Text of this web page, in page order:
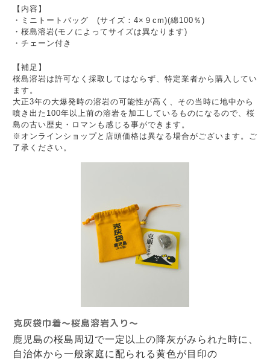
【内容】
・ミニトートバッグ (サイズ：4×９cm)(綿100％)
・桜島溶岩(モノによってサイズは異なります)
・チェーン付き
【補足】
桜島溶岩は許可なく採取してはならず、特定業者から購入してい
ます。
大正3年の大爆発時の溶岩の可能性が高く、その当時に地中から
噴き出た100年以上前の溶岩を加工しているものになるので、桜
島の古い歴史・ロマンも感じる事ができます。
※オンラインショップと店頭価格は異なる場合がございます。ご
了承ください。
克灰袋巾着〜桜島溶岩入り〜
鹿児島の桜島周辺で一定以上の降灰がみられた時に、
自治体から一般家庭に配られる黄色が目印の